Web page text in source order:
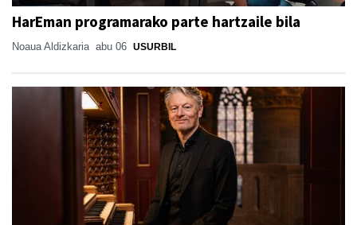
HarEman programarako parte hartzaile bila
Noaua Aldizkaria abu 06 USURBIL